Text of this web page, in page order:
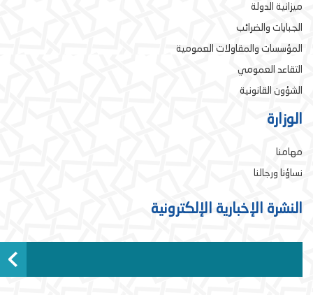
ميزانية الدولة
الجبايات والضرائب
المؤسسات والمقاولات العمومية
التقاعد العمومي
الشؤون القانونية
الوزارة
مهامنا
نساؤنا ورجالنا
النشرة الإخبارية الإلكترونية